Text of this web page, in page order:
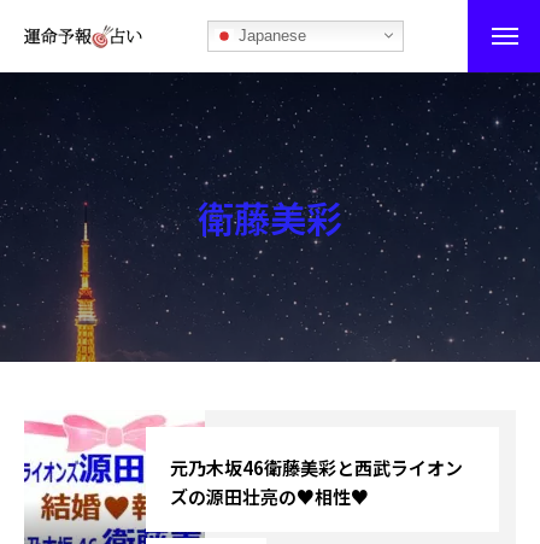
Japanese
運命予報占い
運命予報占いとは
あなたの所属部屋を探そう！
最恐の相性占い
秘伝公開！吉凶カレンダー
ブログ
お知らせ
衛藤美彩
元乃木坂46衛藤美彩と西武ライオン
ズの源田壮亮の♥相性♥